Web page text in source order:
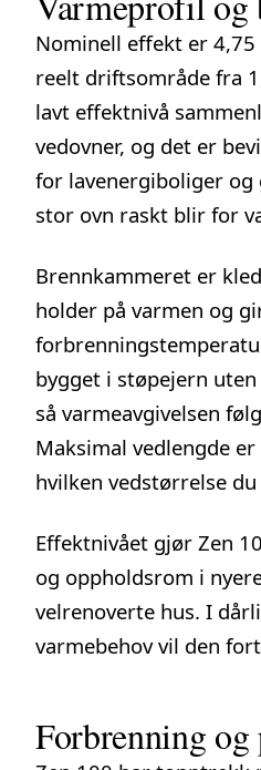
Nominell effekt er
reelt driftsområde fra
lavt effektnivå
vedovner, og det er
for lavenergiboliger
stor ovn raskt blir for
Brennkammeret er
holder på varmen og
bygget i støpejern
så varmeavgivelsen
Maksimal vedlengde
hvilken vedstørrelse
Effektnivået gjør Zen
og oppholdsrom i
velrenoverte hus. I
varmebehov vil den
Forbrenning